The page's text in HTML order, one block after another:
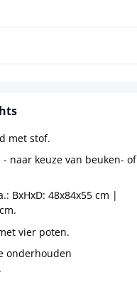
met stof.
naar keuze van beuken- of
BxHxD: 48x84x55 cm |
vier poten.
onderhouden